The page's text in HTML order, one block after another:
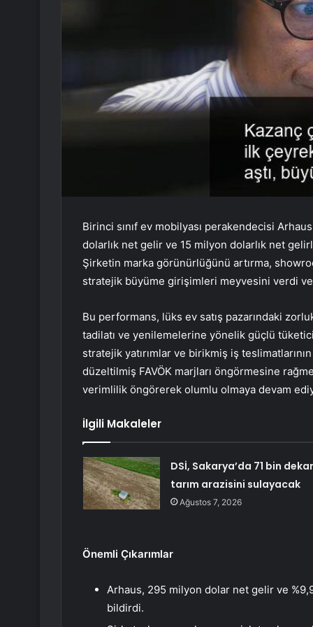
Birinci sınıf ev mobilyası perakendecisi
dolarlık net gelir ve 15 milyon dolarlık net
Şirketin marka görünürlüğünü artırma,
stratejik büyüme girişimleri meyvesini verdi
Bu performans, lüks ev satış pazarındaki
tadilatı ve yenilemelerine yönelik güçlü
stratejik yatırımlar ve birikmiş iş
düzeltilmiş FAVÖK marjları öngörmesine
verimlilik öngörerek olumlu olmaya devam
İlgili Makaleler
DSİ, Sakarya’da 71 bin dekar
tarım arazisini sulayacak
Ağustos 7, 2026
Önemli Çıkarımlar
Arhaus, 295 milyon dolar net gelir ve
bildirdi.